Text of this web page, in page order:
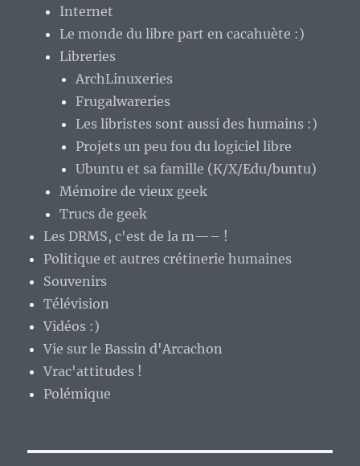
Internet
Le monde du libre part en cacahuète :)
Libreries
ArchLinuxeries
Frugalwareries
Les libristes sont aussi des humains :)
Projets un peu fou du logiciel libre
Ubuntu et sa famille (K/X/Edu/buntu)
Mémoire de vieux geek
Trucs de geek
Les DRMS, c'est de la m—– !
Politique et autres crétinerie humaines
Souvenirs
Télévision
Vidéos :)
Vie sur le Bassin d'Arcachon
Vrac'attitudes !
Polémique